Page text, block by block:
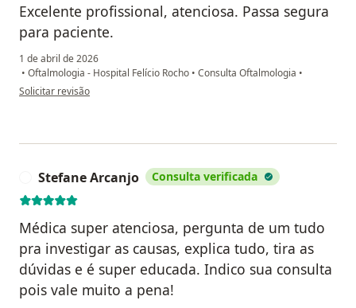
Excelente profissional, atenciosa. Passa segura
para paciente.
1 de abril de 2026
• Oftalmologia - Hospital Felício Rocho • Consulta Oftalmologia •
na opinião do utilizador Giandelia costa
Solicitar revisão
Stefane Arcanjo Consulta verificada
Médica super atenciosa, pergunta de um tudo
pra investigar as causas, explica tudo, tira as
dúvidas e é super educada. Indico sua consulta
pois vale muito a pena!